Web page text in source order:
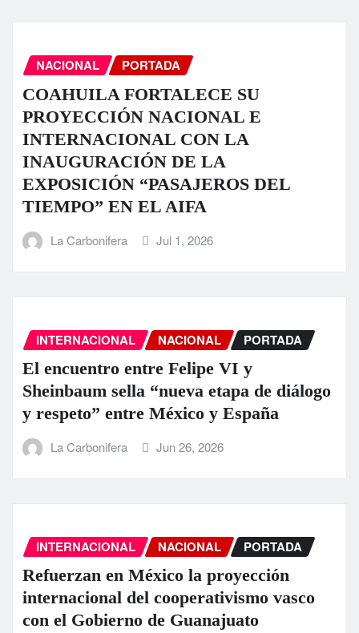
NACIONAL PORTADA
COAHUILA FORTALECE SU
PROYECCIÓN NACIONAL E
INTERNACIONAL CON LA
INAUGURACIÓN DE LA
EXPOSICIÓN “PASAJEROS DEL
TIEMPO” EN EL AIFA
La Carbonifera Jul 1, 2026
INTERNACIONAL NACIONAL PORTADA
El encuentro entre Felipe VI y
Sheinbaum sella “nueva etapa de diálogo
y respeto” entre México y España
La Carbonifera Jun 26, 2026
INTERNACIONAL NACIONAL PORTADA
Refuerzan en México la proyección
internacional del cooperativismo vasco
con el Gobierno de Guanajuato